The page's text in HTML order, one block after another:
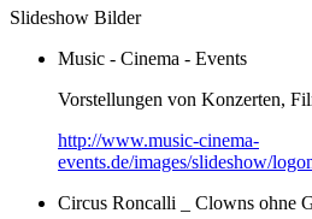
Slideshow Bilder
Music - Cinema - Events
Vorstellungen von Konzerten,
http://www.music-cinema-
events.de/images/slideshow/
Circus Roncalli _ Clowns ohne